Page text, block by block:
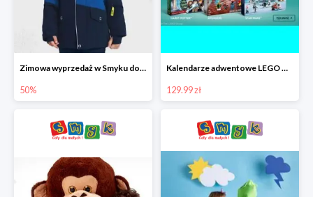
Zimowa wyprzedaż w Smyku do -50%
50%
Kalendarze adwentowe LEGO w Smyku w super cenie
129.99 zł